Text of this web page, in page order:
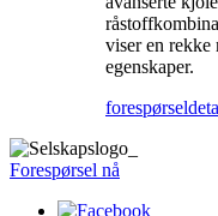
viser en rekke
egenskaper.
forespørsel
Forespørsel nå